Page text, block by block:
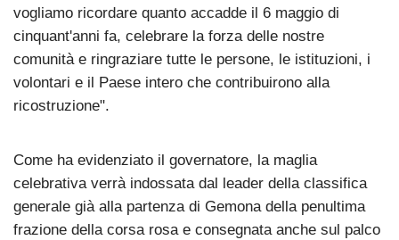
vogliamo ricordare quanto accadde il 6 maggio di
cinquant'anni fa, celebrare la forza delle nostre
comunità e ringraziare tutte le persone, le istituzioni, i
volontari e il Paese intero che contribuirono alla
ricostruzione".
Come ha evidenziato il governatore, la maglia
celebrativa verrà indossata dal leader della classifica
generale già alla partenza di Gemona della penultima
frazione della corsa rosa e consegnata anche sul palco